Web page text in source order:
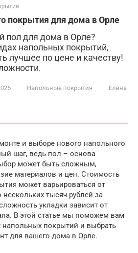
покрытия для дома в Орле
пол для дома в Орле?
напольных покрытий,
лучшее по цене и качеству!
Напольные покрытия
Елена
и выборе нового напольного
шаг, ведь пол – основа
может быть сложным,
материалов и цен. Стоимость
может варьироваться от
нескольких тысяч рублей за
укладки зависит от
В этой статье мы поможем вам
напольных покрытий и выбрать
для вашего дома в Орле.